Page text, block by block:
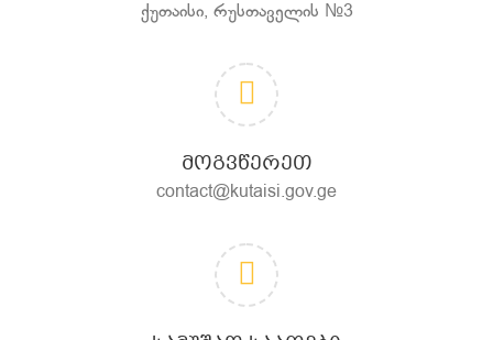
ქუთაისი, რუსთაველის №3
ᲛᲝᲒᲕᲬᲔᲠᲔᲗ
contact@kutaisi.gov.ge